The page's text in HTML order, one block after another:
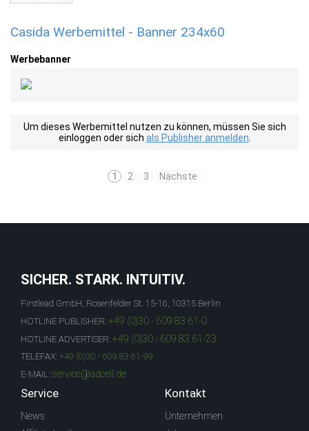
Casida Werbemittel - Banner 234x60
Werbebanner
Um dieses Werbemittel nutzen zu können, müssen Sie sich
einloggen oder sich als Publisher anmelden
1 2 3 Nächste
SICHER. STARK. INTUITIV.
Firstlead GmbH, Rosenfelder St. 15-16, 10315 Berlin
HOTLINE PUBLISHER: +49 (0)30 - 609 83 61-0
HOTLINE ADVERTISER: +49 (0)30 - 609 83 61-23
TELEFAX: +49 (0)30 - 609 83 61-99
E-MAIL: service@adcell.de
Service
News
Kontakt
Unternehmen